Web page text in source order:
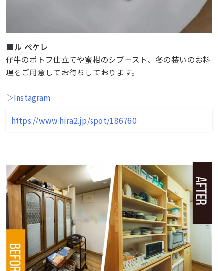
ル ペケレ
仔牛のポトフ仕立てや蜜柑のシブースト、冬の装いのお料
理をご用意してお待ちしております。
▷Instagram
https://www.hira2.jp/spot/186760